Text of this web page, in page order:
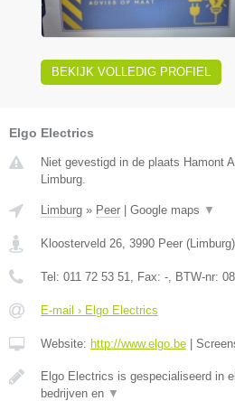
BEKIJK VOLLEDIG PROFIEL
Elgo Electrics
Niet gevestigd in de plaats Hamont
Limburg.
Limburg » Peer Google maps ▼
Kloosterveld 26, 3990 Peer (Limburg)
Tel: 011 72 53 51, Fax: -, BTW-nr:
E-mail › Elgo Electrics
Website: http://www.elgo.be
Elgo Electrics is gespecialiseerd in
bedrijven en ▼